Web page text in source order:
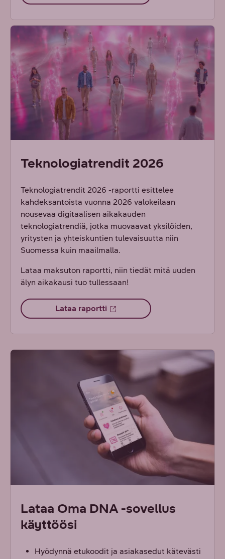
Teknologiatrendit 2026
Teknologiatrendit 2026 -raportti esittelee
kahdeksantoista vuonna 2026 valokeilaan
nousevaa digitaalisen aikakauden
teknologiatrendiä, jotka muovaavat yksilöiden,
yritysten ja yhteiskuntien tulevaisuutta niin
Suomessa kuin maailmalla.
Lataa maksuton raportti, niin tiedät mitä uuden
älyn aikakausi tuo tullessaan!
Lataa raportti
Lataa Oma DNA -sovellus
käyttöösi
Hyödynnä etukoodit ja asiakasedut kätevästi